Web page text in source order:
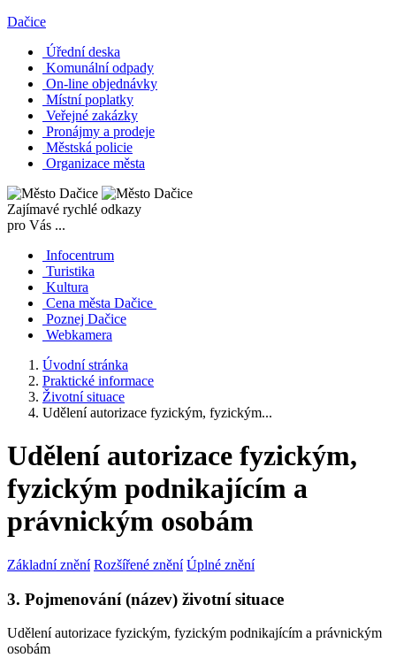
Dačice
Úřední deska
Komunální odpady
On-line objednávky
Místní poplatky
Veřejné zakázky
Pronájmy a prodeje
Městská policie
Organizace města
Zajímavé rychlé odkazy
pro Vás ...
Infocentrum
Turistika
Kultura
Cena města Dačice
Poznej Dačice
Webkamera
Úvodní stránka
Praktické informace
Životní situace
Udělení autorizace fyzickým, fyzickým...
Udělení autorizace fyzickým,
fyzickým podnikajícím a
právnickým osobám
Základní znění Rozšířené znění Úplné znění
3. Pojmenování (název) životní situace
Udělení autorizace fyzickým, fyzickým podnikajícím a právnickým
osobám